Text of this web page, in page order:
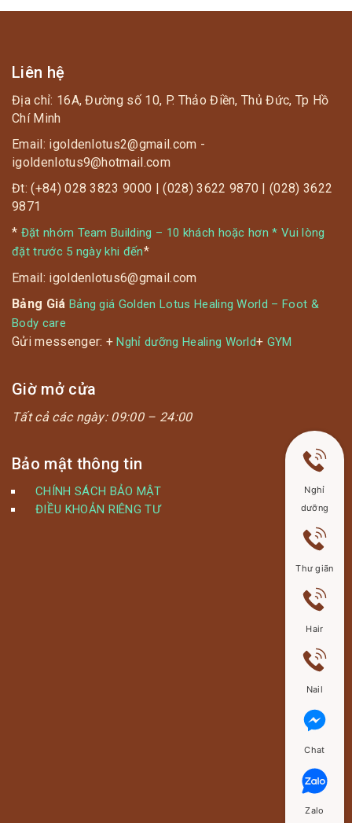
Liên hệ
Địa chỉ: 16A, Đường số 10, P. Thảo Điền, Thủ Đức, Tp Hồ
Chí Minh
Email: igoldenlotus2@gmail.com -
igoldenlotus9@hotmail.com
Đt: (+84) 028 3823 9000 | (028) 3622 9870 | (028) 3622
9871
* Đặt nhóm Team Building – 10 khách hoặc hơn * Vui lòng
đặt trước 5 ngày khi đến*
Email: igoldenlotus6@gmail.com
Bảng Giá Bảng giá Golden Lotus Healing World – Foot &
Body care
Gửi messenger: +Nghỉ dưỡng Healing World+ GYM
Giờ mở cửa
Tất cả các ngày: 09:00 – 24:00
Bảo mật thông tin
CHÍNH SÁCH BẢO MẬT
ĐIỀU KHOẢN RIÊNG TƯ
Nghỉ
dưỡng
Thư giãn
Hair
Nail
Chat
Zalo